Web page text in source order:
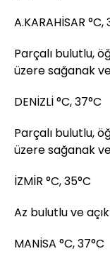
A.KARAHİSAR °C,
Parçalı bulutlu,
üzere sağanak
DENİZLİ °C, 37°C
Parçalı bulutlu,
üzere sağanak
İZMİR °C, 35°C
Az bulutlu ve açık
MANİSA °C, 37°C